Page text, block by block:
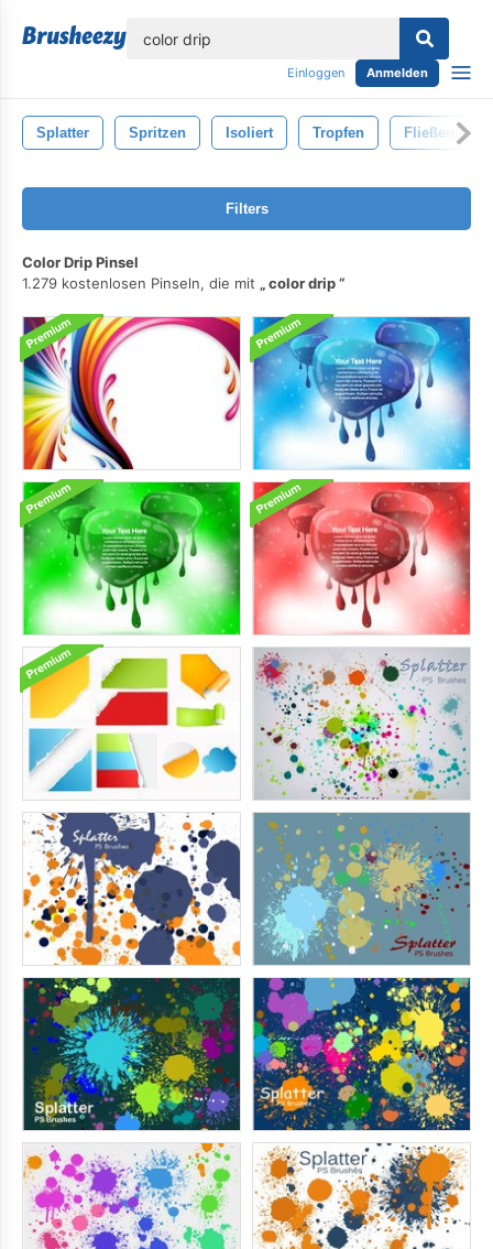
Einloggen Anmelden
Splatter Spritzen Isoliert Tropfen Fließen
Filters
Color Drip Pinsel
1.279 kostenlosen Pinseln, die mit
color drip